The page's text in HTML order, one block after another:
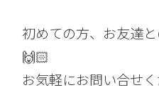
初めての方、お友達
🙌🏻
お気軽にお問い合せ